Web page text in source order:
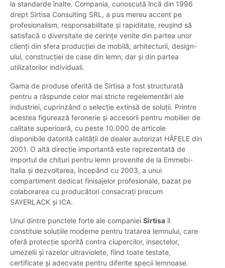
la standarde înalte. Compania, cunoscută încă din 1996
drept Sirtisa Consulting SRL, a pus mereu accent pe
profesionalism, responsabilitate și rapiditate, reușind să
satisfacă o diversitate de cerințe venite din partea unor
clienți din sfera producției de mobilă, arhitecturii, design-
ului, construcției de case din lemn, dar și din partea
utilizatorilor individuali.
Gama de produse oferită de Sirtisa a fost structurată
pentru a răspunde celor mai stricte regelementări ale
industriei, cuprinzând o selecție extinsă de soluții. Printre
acestea figurează feronerie și accesorii pentru mobilier de
calitate superioară, cu peste 10.000 de articole
disponibile datorită calității de dealer autorizat HÄFELE din
2001. O altă direcție importantă este reprezentată de
importul de chituri pentru lemn provenite de la Emmebi-
Italia și dezvoltarea, începând cu 2003, a unui
compartiment dedicat finisajelor profesionale, bazat pe
colaborarea cu producători consacrați precum
SAYERLACK și ICA.
Unul dintre punctele forte ale companiei Sirtisaîl
constituie soluțiile moderne pentru tratarea lemnului, care
oferă protecție sporită contra ciupercilor, insectelor,
umezelii și razelor ultraviolete, fiind toate testate,
certificate și adecvate pentru diferite specii lemnoase.